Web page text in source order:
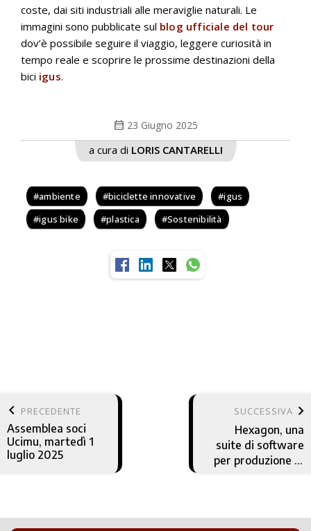
coste, dai siti industriali alle meraviglie naturali. Le
immagini sono pubblicate sul blog ufficiale del tour
dov’è possibile seguire il viaggio, leggere curiosità in
tempo reale e scoprire le prossime destinazioni della
bici igus.
calendar_month 23 Giugno 2025
a cura di LORIS CANTARELLI
ambiente biciclette innovative
igus
igus bike
plastica Sostenibilità
keyboard_arrow_left PRECEDENTE
Assemblea soci
Ucimu, martedì 1
luglio 2025
SUCCESSIVA keyboard_arrow_right
Hexagon, una
suite di software
per produzione di